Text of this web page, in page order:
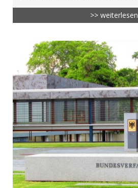
>> weiterlesen